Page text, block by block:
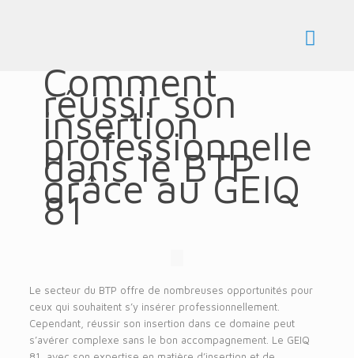
Comment
réussir son
insertion
professionnelle
dans le BTP
grâce au GEIQ
81
Le secteur du BTP offre de nombreuses opportunités pour
ceux qui souhaitent s’y insérer professionnellement.
Cependant, réussir son insertion dans ce domaine peut
s’avérer complexe sans le bon accompagnement. Le GEIQ